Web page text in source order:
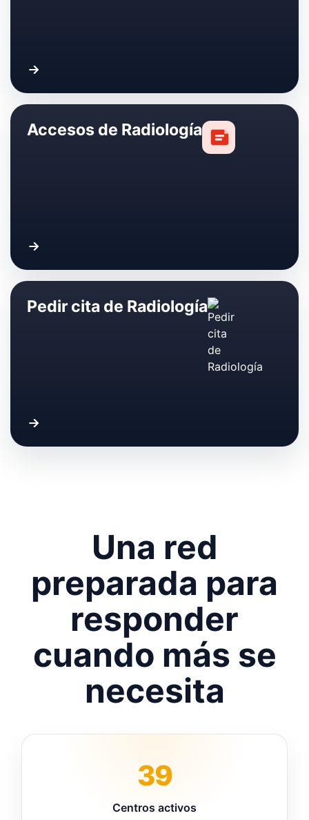
Acceder a resultados de laboratorio
Accesos de Radiología
Pedir cita de Radiología
Una red
preparada para
responder
cuando más se
necesita
39
Centros activos